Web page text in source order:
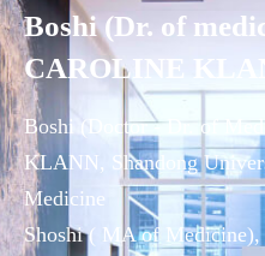
Boshi (Dr. of
CAROLINE
Boshi (Doctor - Dr. of
KLANN, Shandong
Medicine
Shoshi ( MA of